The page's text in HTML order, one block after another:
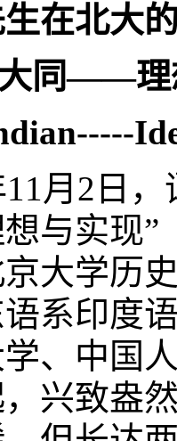
在北大
同——理
11月2日
与实现”
大学历
系印度
、中国
兴致盎